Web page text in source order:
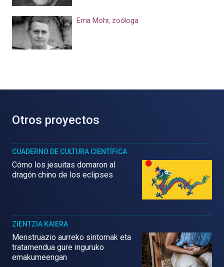
Erna Mohr, zoóloga
Otros proyectos
CUADERNO DE CULTURA CIENTÍFICA
Cómo los jesuitas domaron al
dragón chino de los eclipses
ZIENTZIA KAIERA
Menstruazio aurreko sintomak eta
tratamendua gure inguruko
emakumeengan